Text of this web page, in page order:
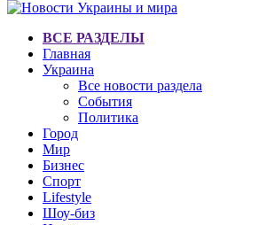
ВСЕ РАЗДЕЛЫ
Главная
Украина
Все новости раздела
События
Политика
Город
Мир
Бизнес
Спорт
Lifestyle
Шоу-биз